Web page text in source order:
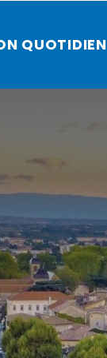
QUOTIDIEN